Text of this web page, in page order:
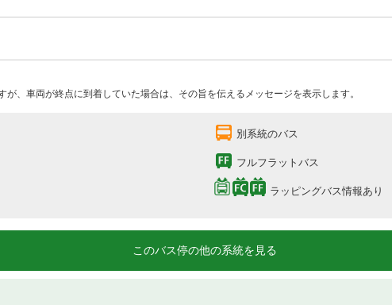
、車両が終点に到着していた場合は、その旨を伝えるメッセージを表示します。
別系統のバス
フルフラットバス
ラッピングバス情報あり
このバス停の他の系統を見る